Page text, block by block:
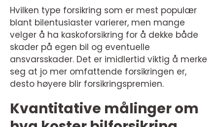
Hvilken type forsikring som er mest populær
blant bilentusiaster varierer, men mange
velger å ha kaskoforsikring for å dekke både
skader på egen bil og eventuelle
ansvarsskader. Det er imidlertid viktig å merke
seg at jo mer omfattende forsikringen er,
desto høyere blir forsikringspremien.
Kvantitative målinger om